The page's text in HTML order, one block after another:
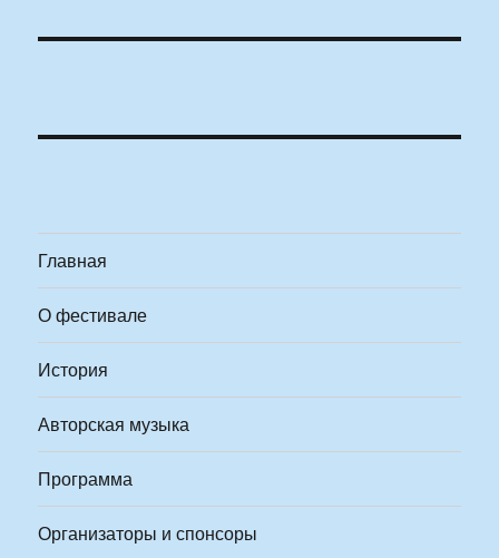
Главная
О фестивале
История
Авторская музыка
Программа
Организаторы и спонсоры